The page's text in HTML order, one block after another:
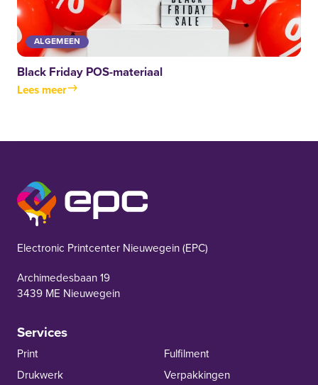
ALGEMEEN
Black Friday POS-materiaal
Lees meer
Electronic Printcenter Nieuwegein (EPC)
Archimedesbaan 19
3439 ME Nieuwegein
Services
Print
Drukwerk
Fulfilment
Verpakkingen